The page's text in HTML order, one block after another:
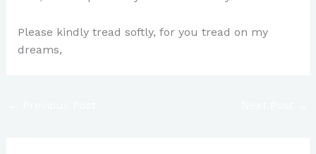
Please kindly tread softly, for you tread on my
dreams,